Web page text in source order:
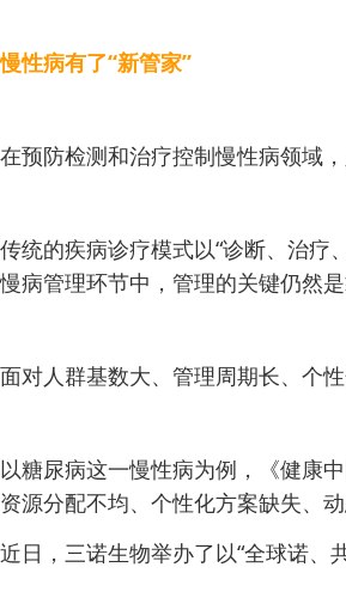
慢性病有了“新管家”
在预防检测和治疗控制慢性病领域
传统的疾病诊疗模式以“诊断、治
慢病管理环节中，管理的关键仍然
面对人群基数大、管理周期长、个
以糖尿病这一慢性病为例，《健康
资源分配不均、个性化方案缺失、
近日，三诺生物举办了以“全球诺、